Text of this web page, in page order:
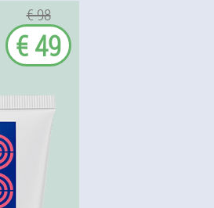
€ 98
€ 49